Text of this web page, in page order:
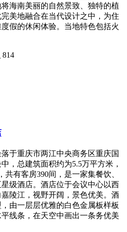
海南美丽的自然景致、独特的植
美地融合在当代设计之中，为住
假的休闲体验。当地特色包括火
814
于重庆市两江中央商务区重庆国
，总建筑面积约为5.5万平方米，
共有客房390间，是一家集餐饮、
级酒店。酒店位于会议中心以西
陵江，视野开阔，景色优美。酒
由一层层优雅的白色金属板样板
线条，在天空中画出一条务优美